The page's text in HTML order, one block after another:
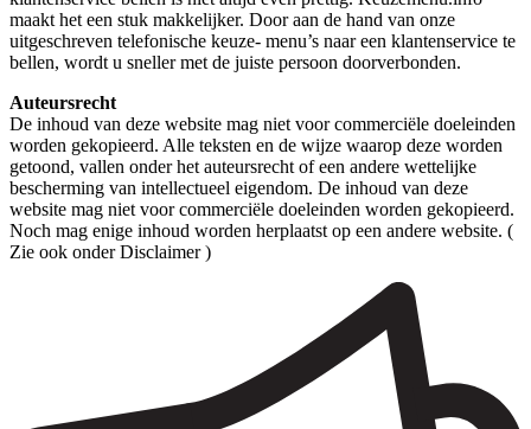
maakt het een stuk makkelijker. Door aan de hand van onze
uitgeschreven telefonische keuze- menu’s naar een klantenservice te
bellen, wordt u sneller met de juiste persoon doorverbonden.
Auteursrecht
De inhoud van deze website mag niet voor commerciële doeleinden
worden gekopieerd. Alle teksten en de wijze waarop deze worden
getoond, vallen onder het auteursrecht of een andere wettelijke
bescherming van intellectueel eigendom. De inhoud van deze
website mag niet voor commerciële doeleinden worden gekopieerd.
Noch mag enige inhoud worden herplaatst op een andere website. (
Zie ook onder Disclaimer )